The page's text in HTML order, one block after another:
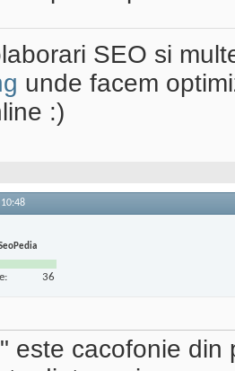
SEO si
unde facem
:)
10:48
36
este cacofonie